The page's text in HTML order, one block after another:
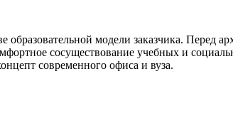
модели заказчика. Перед
сосуществование учебных и
современного офиса и вуза.